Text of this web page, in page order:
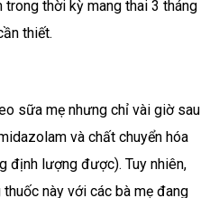
trong thời kỳ mang thai 3 tháng
thiết.
sữa mẹ nhưng chỉ vài giờ sau
và chất chuyển hóa
định lượng được). Tuy nhiên,
này với các bà mẹ đang